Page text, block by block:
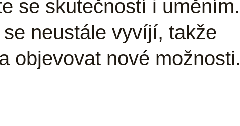
se skutečností i uměním.
neustále vyvíjí, takže
objevovat nové možnosti.